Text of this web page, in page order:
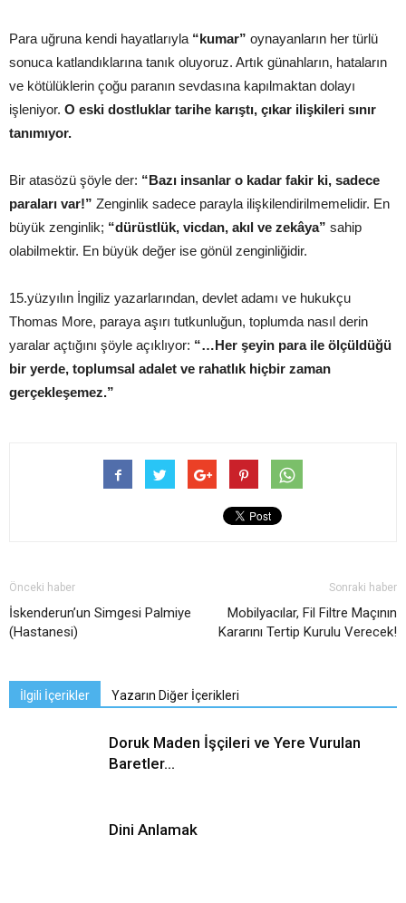
Para uğruna kendi hayatlarıyla “kumar” oynayanların her türlü
sonuca katlandıklarına tanık oluyoruz. Artık günahların, hataların
ve kötülüklerin çoğu paranın sevdasına kapılmaktan dolayı
işleniyor. O eski dostluklar tarihe karıştı, çıkar ilişkileri sınır
tanımıyor.
Bir atasözü şöyle der: “Bazı insanlar o kadar fakir ki, sadece
paraları var!” Zenginlik sadece parayla ilişkilendirilmemelidir. En
büyük zenginlik; “dürüstlük, vicdan, akıl ve zekâya” sahip
olabilmektir. En büyük değer ise gönül zenginliğidir.
15.yüzyılın İngiliz yazarlarından, devlet adamı ve hukukçu
Thomas More, paraya aşırı tutkunluğun, toplumda nasıl derin
yaralar açtığını şöyle açıklıyor: “…Her şeyin para ile ölçüldüğü
bir yerde, toplumsal adalet ve rahatlık hiçbir zaman
gerçekleşemez.”
Önceki haber
İskenderun’un Simgesi Palmiye
(Hastanesi)
Sonraki haber
Mobilyacılar, Fil Filtre Maçının
Kararını Tertip Kurulu Verecek!
İlgili İçerikler Yazarın Diğer İçerikleri
Doruk Maden İşçileri ve Yere Vurulan
Baretler…
Dini Anlamak